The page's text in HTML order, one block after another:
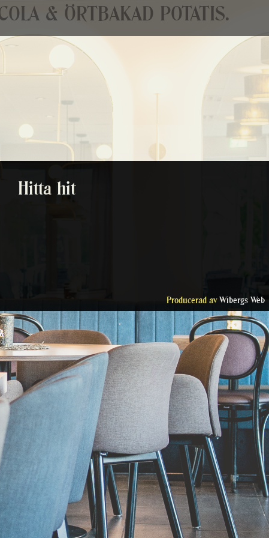
& ÖRTBAKAD POTATIS.
Hitta hit
Producerad avWibergs Web